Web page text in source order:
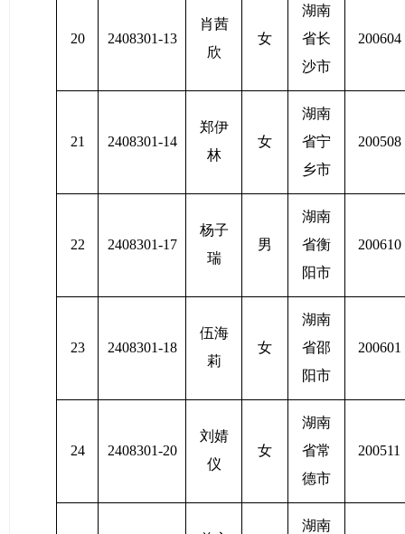
20 2408301-13
肖茜
欣
女
湖南
省长
沙市
200604
21 2408301-14
郑伊
林
女
湖南
省宁
乡市
200508
22 2408301-17
杨子
瑞
男
湖南
省衡
阳市
200610
23 2408301-18
伍海
莉
女
湖南
省邵
阳市
200601
24 2408301-20
刘婧
仪
女
湖南
省常
德市
200511
湖南